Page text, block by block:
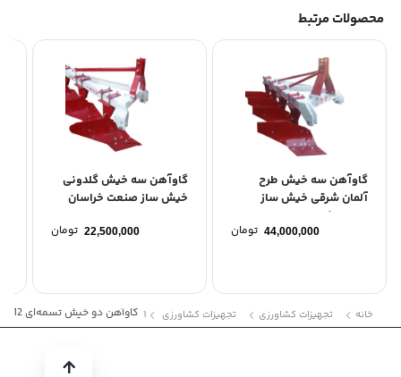
محصولات مرتبط
گاوآهن سه خیش طرح
آلمان شرقی خیش ساز
صنعت خراسان
44,000,000 تومان
گاوآهن سه خیش گلدونی
خیش ساز صنعت خراسان
22,500,000 تومان
خانه ﺗﺠﻬﻴﺰﺍﺕ ﻛﺸﺎﻭﺭﺯی ﺗﺠﻬﻴﺰﺍﺕ ﻛﺸﺎﻭﺭﺯی 1 گاوآهن دو خیش تسمه‌ای 12 اینچ